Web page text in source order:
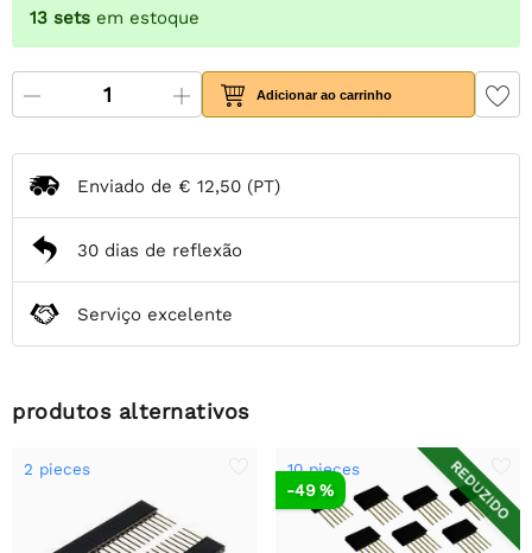
13 sets em estoque
Adicionar ao carrinho
Enviado de € 12,50 (PT)
30 dias de reflexão
Serviço excelente
produtos alternativos
2 pieces REDUZIDO
10 pieces
-49 %